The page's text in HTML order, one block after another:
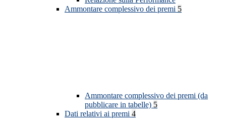
Ammontare complessivo dei premi 5
Ammontare complessivo dei premi (da
pubblicare in tabelle) 5
Dati relativi ai premi 4